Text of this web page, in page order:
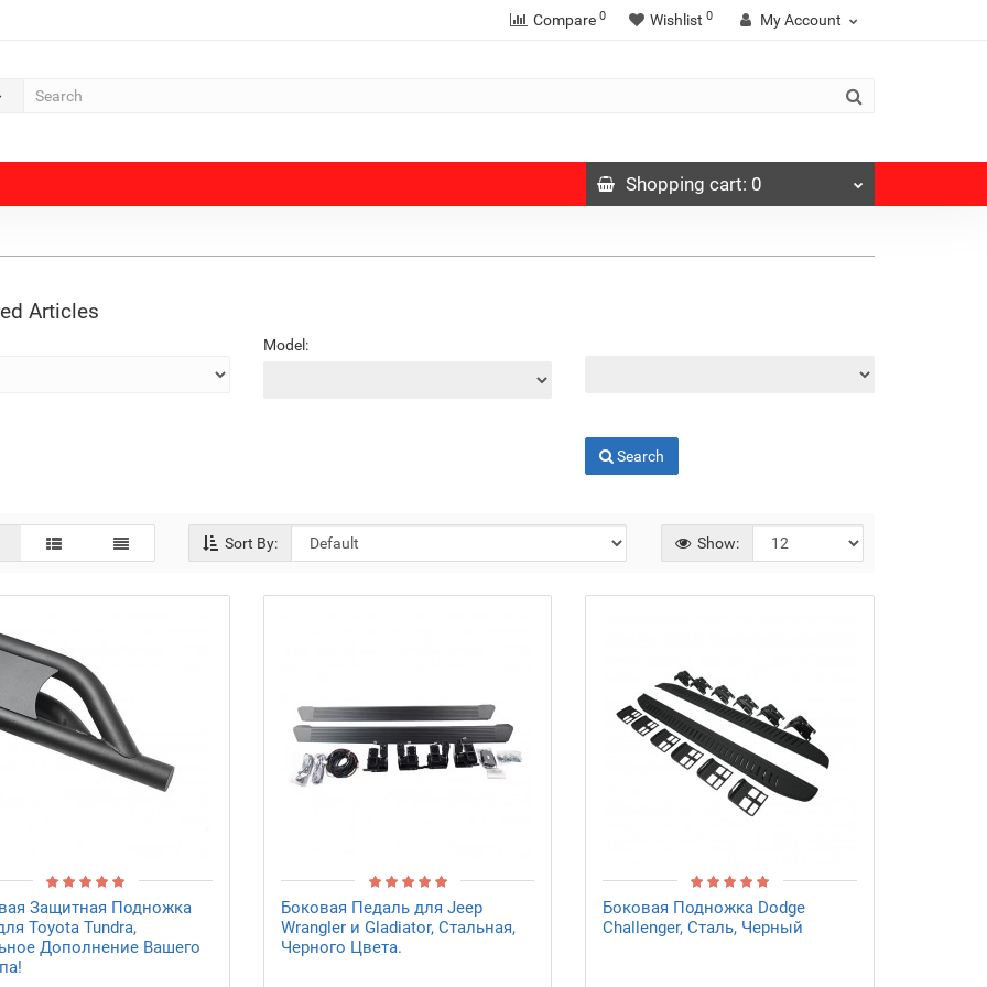
Compare 0 Wishlist 0 My Account
Shopping cart: 0
Articles
Model:
Search
Sort By: Show:
Защитная Подножка
Toyota Tundra,
Дополнение Вашего
Боковая Педаль для Jeep
Wrangler и Gladiator, Стальная,
Черного Цвета.
Боковая Подножка Dodge
Challenger, Сталь, Черный